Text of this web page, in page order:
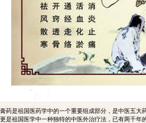
膏药是祖国医药学中的一个重要组成部分，是中医五大
更是祖国医学中一种独特的中医外治疗法，已有两千年